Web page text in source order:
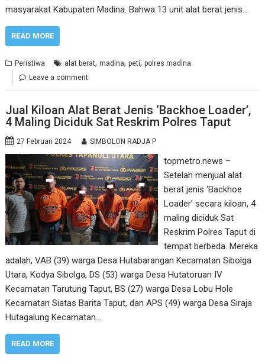
masyarakat Kabupaten Madina. Bahwa 13 unit alat berat jenis…
READ MORE
Peristiwa alat berat,madina,peti,polres madina
Leave a comment
Jual Kiloan Alat Berat Jenis ‘Backhoe Loader’,
4 Maling Diciduk Sat Reskrim Polres Taput
27 Februari 2024 SIMBOLON RADJA P
topmetro.news –
Setelah menjual alat
berat jenis ‘Backhoe
Loader’ secara kiloan, 4
maling diciduk Sat
Reskrim Polres Taput di
tempat berbeda. Mereka
adalah, VAB (39) warga Desa Hutabarangan Kecamatan Sibolga
Utara, Kodya Sibolga, DS (53) warga Desa Hutatoruan IV
Kecamatan Tarutung Taput, BS (27) warga Desa Lobu Hole
Kecamatan Siatas Barita Taput, dan APS (49) warga Desa Siraja
Hutagalung Kecamatan…
READ MORE